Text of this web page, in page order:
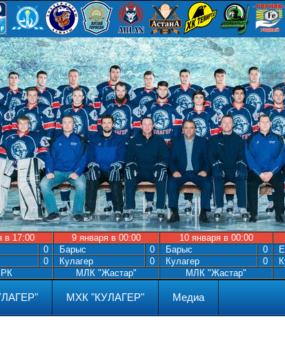
в 17:00 9 января в 00:00 10 января в 00:00
0 Барыс 0 Барыс 0
0 Кулагер 0 Кулагер 0
МЛК "Жастар" МЛК "Жастар"
МХК "КУЛАГЕР" Медиа